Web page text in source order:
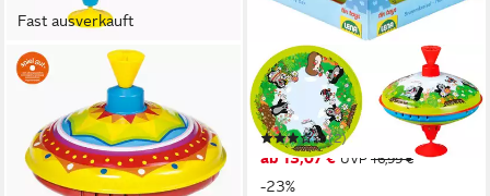
Fast ausverkauft
GOKI
Brummkreisel Brummkreisel
22,95 €
in 2-3 Werktagen bei dir
LENA®
Brummkreisel Der kleine
Maulwurf
(2)
ab 13,07 € UVP 16,99 €
-23%